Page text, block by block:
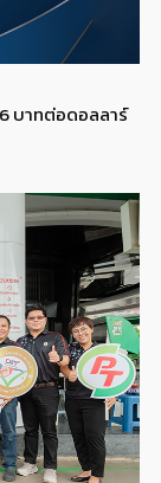
บาทต่อดอลลาร์